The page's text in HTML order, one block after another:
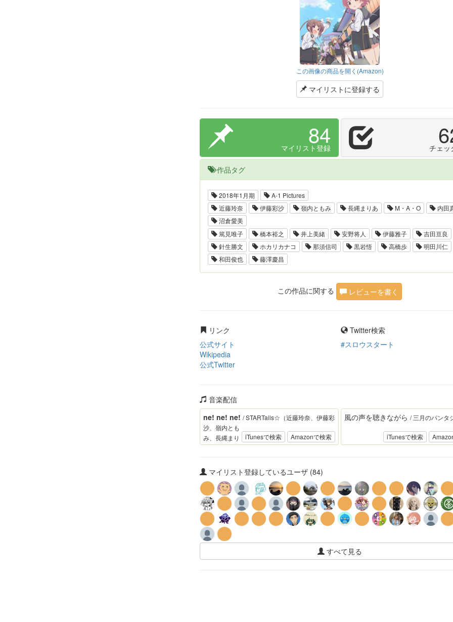
この画像の商品を開く(Amazon)
マイリストに登録する
84
マイリスト登録 チェッ
作品タグ
2018年1月期
A-1 Pictures
近藤玲奈
伊藤彩沙 嶺内ともみ 長縄まりあ M・A・O
内田
沼倉愛美
篤見唯子
橋本裕之 井上美緒 安野将人 伊藤雅子
吉田亘良
針生勝文
ホカリカナコ 那須信司 黒岩悟 高橋歩
明田川仁
和田俊也
藤澤慶昌
この作品に関する レビューを書く
リンク
公式サイト
Wikipedia
公式Twitter
Twitter検索
#スロウスタート
音楽配信
iTunesで検索 Amazonで検索
ne! ne! ne! / STARTails☆（近藤玲奈、伊藤彩
沙、嶺内とも
み、長縄まり
あ）
iTunesで検索
風の声を聴きながら / 三月のパンタ
マイリスト登録しているユーザ (84)
すべて見る